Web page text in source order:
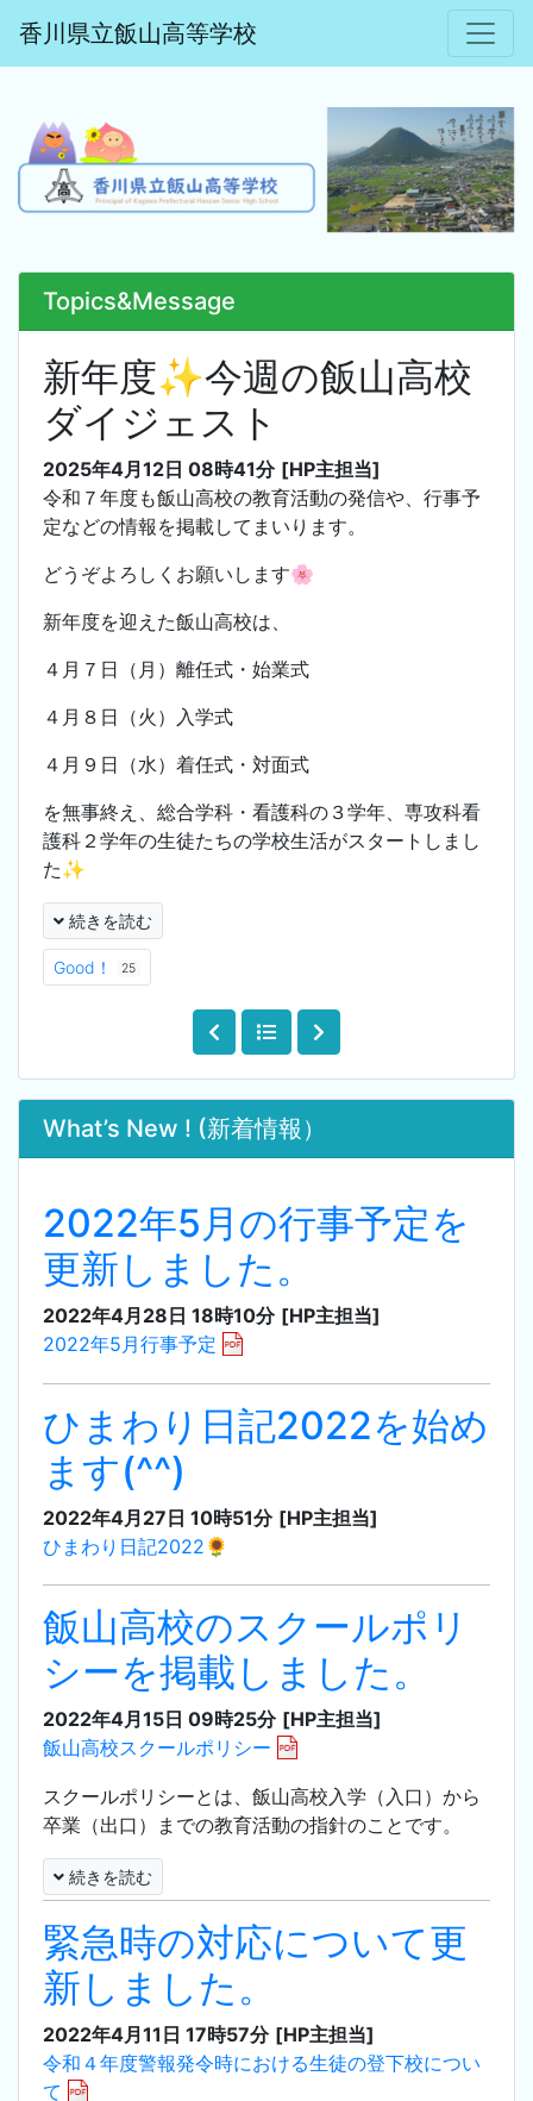
香川県立飯山高等学校
Topics&Message
新年度✨今週の飯山高校
ダイジェスト
2025年4月12日 08時41分 [HP主担当]
令和７年度も飯山高校の教育活動の発信や、行事予
定などの情報を掲載してまいります。
どうぞよろしくお願いします🌸
新年度を迎えた飯山高校は、
４月７日（月）離任式・始業式
４月８日（火）入学式
４月９日（水）着任式・対面式
を無事終え、総合学科・看護科の３学年、専攻科看
護科２学年の生徒たちの学校生活がスタートしまし
た✨
続きを読む
Good！ 25
What’s New ! (新着情報）
2022年5月の行事予定を
更新しました。
2022年4月28日 18時10分 [HP主担当]
2022年5月行事予定
ひまわり日記2022を始め
ます(^^)
2022年4月27日 10時51分 [HP主担当]
ひまわり日記2022🌻
飯山高校のスクールポリ
シーを掲載しました。
2022年4月15日 09時25分 [HP主担当]
飯山高校スクールポリシー
スクールポリシーとは、飯山高校入学（入口）から
卒業（出口）までの教育活動の指針のことです。
続きを読む
緊急時の対応について更
新しました。
2022年4月11日 17時57分 [HP主担当]
令和４年度警報発令時における生徒の登下校につい
て